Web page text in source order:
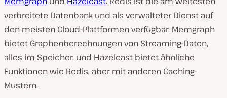
verbreitete Datenbank und als verwalteter Dienst auf
den meisten Cloud-Plattformen verfügbar. Memgraph
bietet Graphenberechnungen von Streaming-Daten,
alles im Speicher, und Hazelcast bietet ähnliche
Funktionen wie Redis, aber mit anderen Caching-
Mustern.